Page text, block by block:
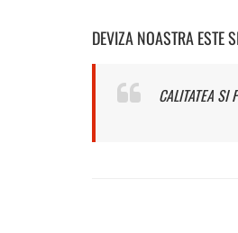
DEVIZA NOASTRA ESTE
CALITATEA SI